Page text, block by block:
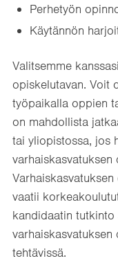
Perhetyön
Käytännön
Valitsemme
opiskelutavan. Voit
työpaikalla oppien
on mahdollista
tai yliopistossa, jos
varhaiskasvatuksen
vaatii
kandidaatin
tehtävissä.